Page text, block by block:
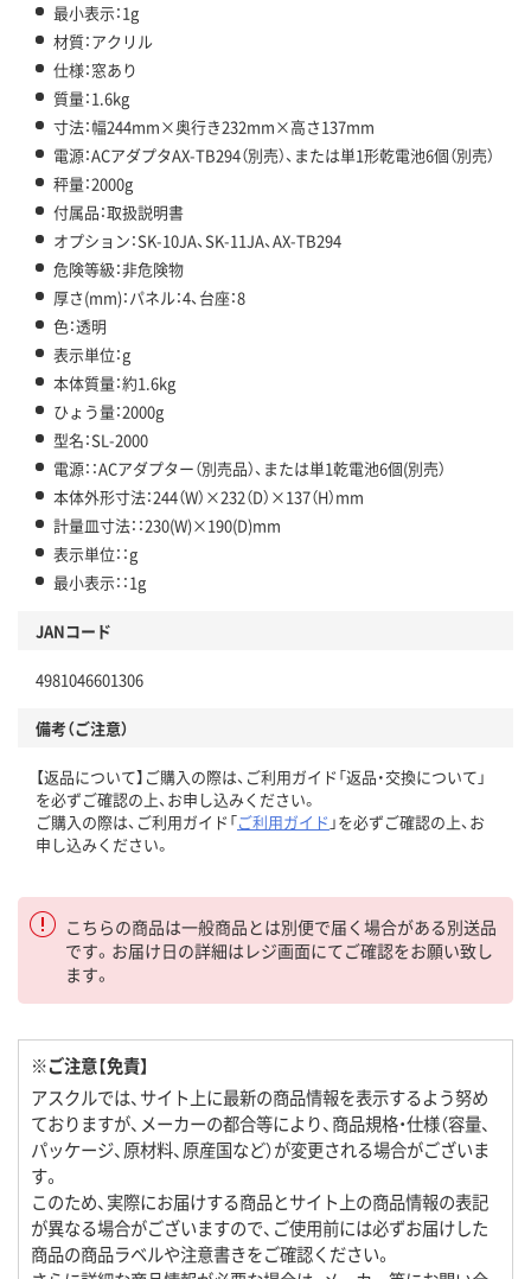
最小表示：1g
材質：アクリル
仕様：窓あり
質量：1.6kg
寸法：幅244mm×奥行き232mm×高さ137mm
電源：ACアダプタAX-TB294（別売）、または単1形乾電池6個（別売）
秤量：2000g
付属品：取扱説明書
オプション：SK-10JA、SK-11JA、AX-TB294
危険等級：非危険物
厚さ(mm)：パネル：4、台座：8
色：透明
表示単位：g
本体質量：約1.6kg
ひょう量：2000g
型名：SL-2000
電源：：ACアダプター（別売品）、または単1乾電池6個(別売）
本体外形寸法：244（W）×232（D）×137（H）mm
計量皿寸法：：230(W)×190(D)mm
表示単位：：g
最小表示：：1g
JANコード
4981046601306
備考（ご注意）
【返品について】ご購入の際は、ご利用ガイド「返品・交換について」
を必ずご確認の上、お申し込みください。
ご購入の際は、ご利用ガイド「ご利用ガイド 」を必ずご確認の上、お
申し込みください。
こちらの商品は一般商品とは別便で届く場合がある別送品
です。お届け日の詳細はレジ画面にてご確認をお願い致し
ます。
※ご注意【免責】
アスクルでは、サイト上に最新の商品情報を表示するよう努め
ておりますが、メーカーの都合等により、商品規格・仕様（容量、
パッケージ、原材料、原産国など）が変更される場合がございま
す。
このため、実際にお届けする商品とサイト上の商品情報の表記
が異なる場合がございますので、ご使用前には必ずお届けした
商品の商品ラベルや注意書きをご確認ください。